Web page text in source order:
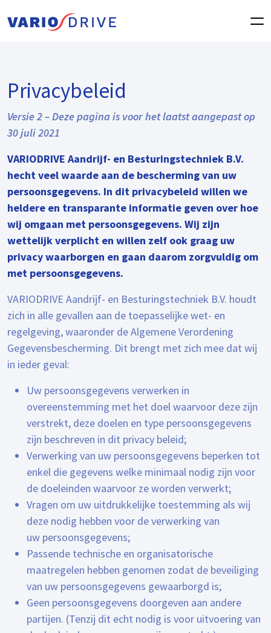
Privacybeleid
Versie 2 – Deze pagina is voor het laatst aangepast op
30 juli 2021
VARIODRIVE Aandrijf- en Besturingstechniek B.V.
hecht veel waarde aan de bescherming van uw
persoonsgegevens. In dit privacybeleid willen we
heldere en transparante informatie geven over hoe
wij omgaan met persoonsgegevens. Wij zijn
wettelijk verplicht en willen zelf ook graag uw
privacy waarborgen en gaan daarom zorgvuldig om
met persoonsgegevens.
VARIODRIVE Aandrijf- en Besturingstechniek B.V. houdt
zich in alle gevallen aan de toepasselijke wet- en
regelgeving, waaronder de Algemene Verordening
Gegevensbescherming. Dit brengt met zich mee dat wij
in ieder geval:
Uw persoonsgegevens verwerken in
overeenstemming met het doel waarvoor deze zijn
verstrekt, deze doelen en type persoonsgegevens
zijn beschreven in dit privacy beleid;
Verwerking van uw persoonsgegevens beperken tot
enkel die gegevens welke minimaal nodig zijn voor
de doeleinden waarvoor ze worden verwerkt;
Vragen om uw uitdrukkelijke toestemming als wij
deze nodig hebben voor de verwerking van
uw persoonsgegevens;
Passende technische en organisatorische
maatregelen hebben genomen zodat de beveiliging
van uw persoonsgegevens gewaarborgd is;
Geen persoonsgegevens doorgeven aan andere
partijen. (Tenzij dit echt nodig is voor uitvoering van